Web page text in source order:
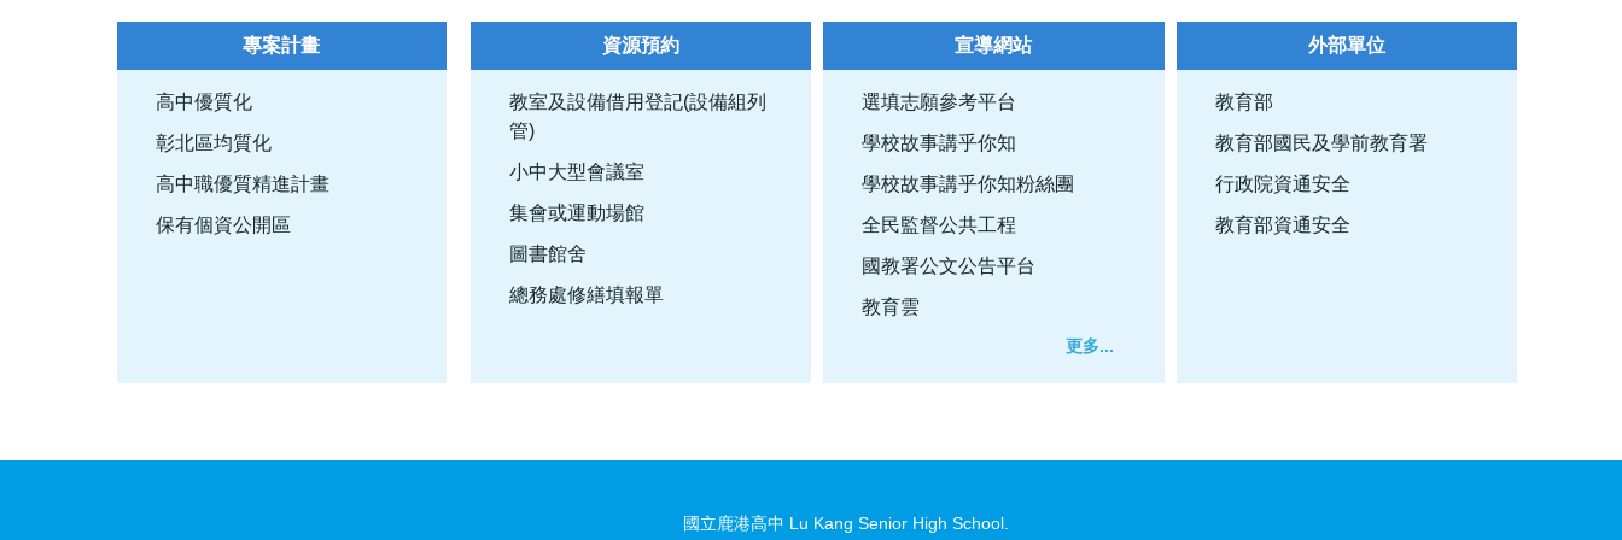
專案計畫
高中優質化
彰北區均質化
高中職優質精進計畫
保有個資公開區
資源預約
教室及設備借用登記(設備組列
管)
小中大型會議室
集會或運動場館
圖書館舍
總務處修繕填報單
宣導網站
選填志願參考平台
學校故事講乎你知
學校故事講乎你知粉絲團
全民監督公共工程
國教署公文公告平台
教育雲
更多...
外部單位
教育部
教育部國民及學前教育署
行政院資通安全
教育部資通安全
國立鹿港高中 Lu Kang Senior High School.